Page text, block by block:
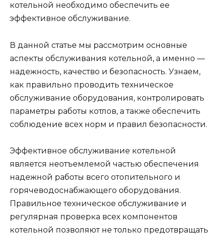
котельной необходимо обеспечить ее
эффективное обслуживание.
В данной статье мы рассмотрим основные
аспекты обслуживания котельной, а именно —
надежность, качество и безопасность. Узнаем,
как правильно проводить техническое
обслуживание оборудования, контролировать
параметры работы котлов, а также обеспечить
соблюдение всех норм и правил безопасности.
Эффективное обслуживание котельной
является неотъемлемой частью обеспечения
надежной работы всего отопительного и
горячеводоснабжающего оборудования.
Правильное техническое обслуживание и
регулярная проверка всех компонентов
котельной позволяют не только предотвращать